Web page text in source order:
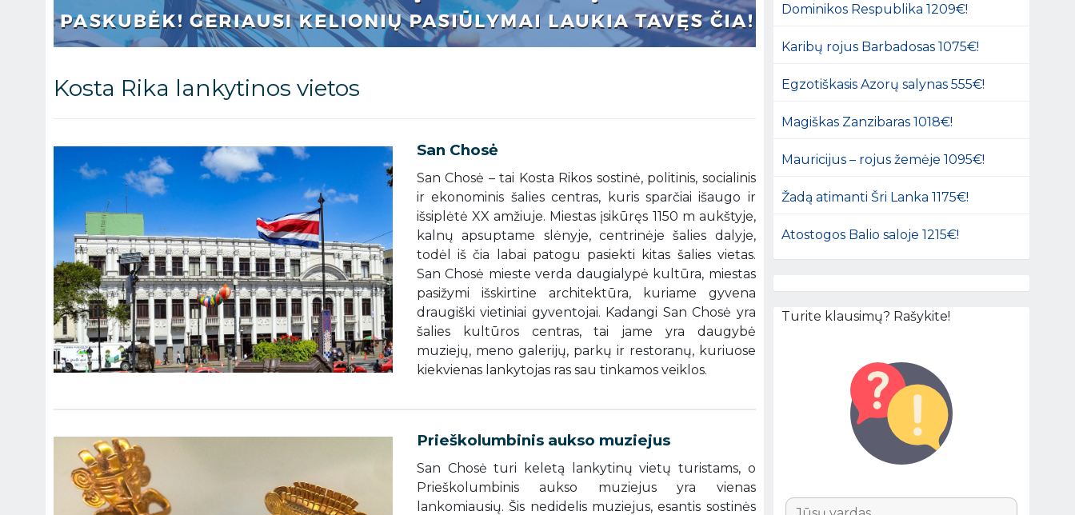
Kosta Rika lankytinos vietos
San Chosė
San Chosė – tai Kosta Rikos sostinė, politinis, socialinis
ir ekonominis šalies centras, kuris sparčiai išaugo ir
išsiplėtė XX amžiuje. Miestas įsikūręs 1150 m aukštyje,
kalnų apsuptame slėnyje, centrinėje šalies dalyje,
todėl iš čia labai patogu pasiekti kitas šalies vietas.
San Chosė mieste verda daugialypė kultūra, miestas
pasižymi išskirtine architektūra, kuriame gyvena
draugiški vietiniai gyventojai. Kadangi San Chosė yra
šalies kultūros centras, tai jame yra daugybė
muziejų, meno galerijų, parkų ir restoranų, kuriuose
kiekvienas lankytojas ras sau tinkamos veiklos.
Prieškolumbinis aukso muziejus
San Chosė turi keletą lankytinų vietų turistams, o
Prieškolumbinis aukso muziejus yra vienas
lankomiausių. Šis nedidelis muziejus, esantis sostinės
Dominikos Respublika 1209€!
Karibų rojus Barbadosas 1075€!
Egzotiškasis Azorų salynas 555€!
Magiškas Zanzibaras 1018€!
Mauricijus – rojus žemėje 1095€!
Žadą atimanti Šri Lanka 1175€!
Atostogos Balio saloje 1215€!
Turite klausimų? Rašykite!